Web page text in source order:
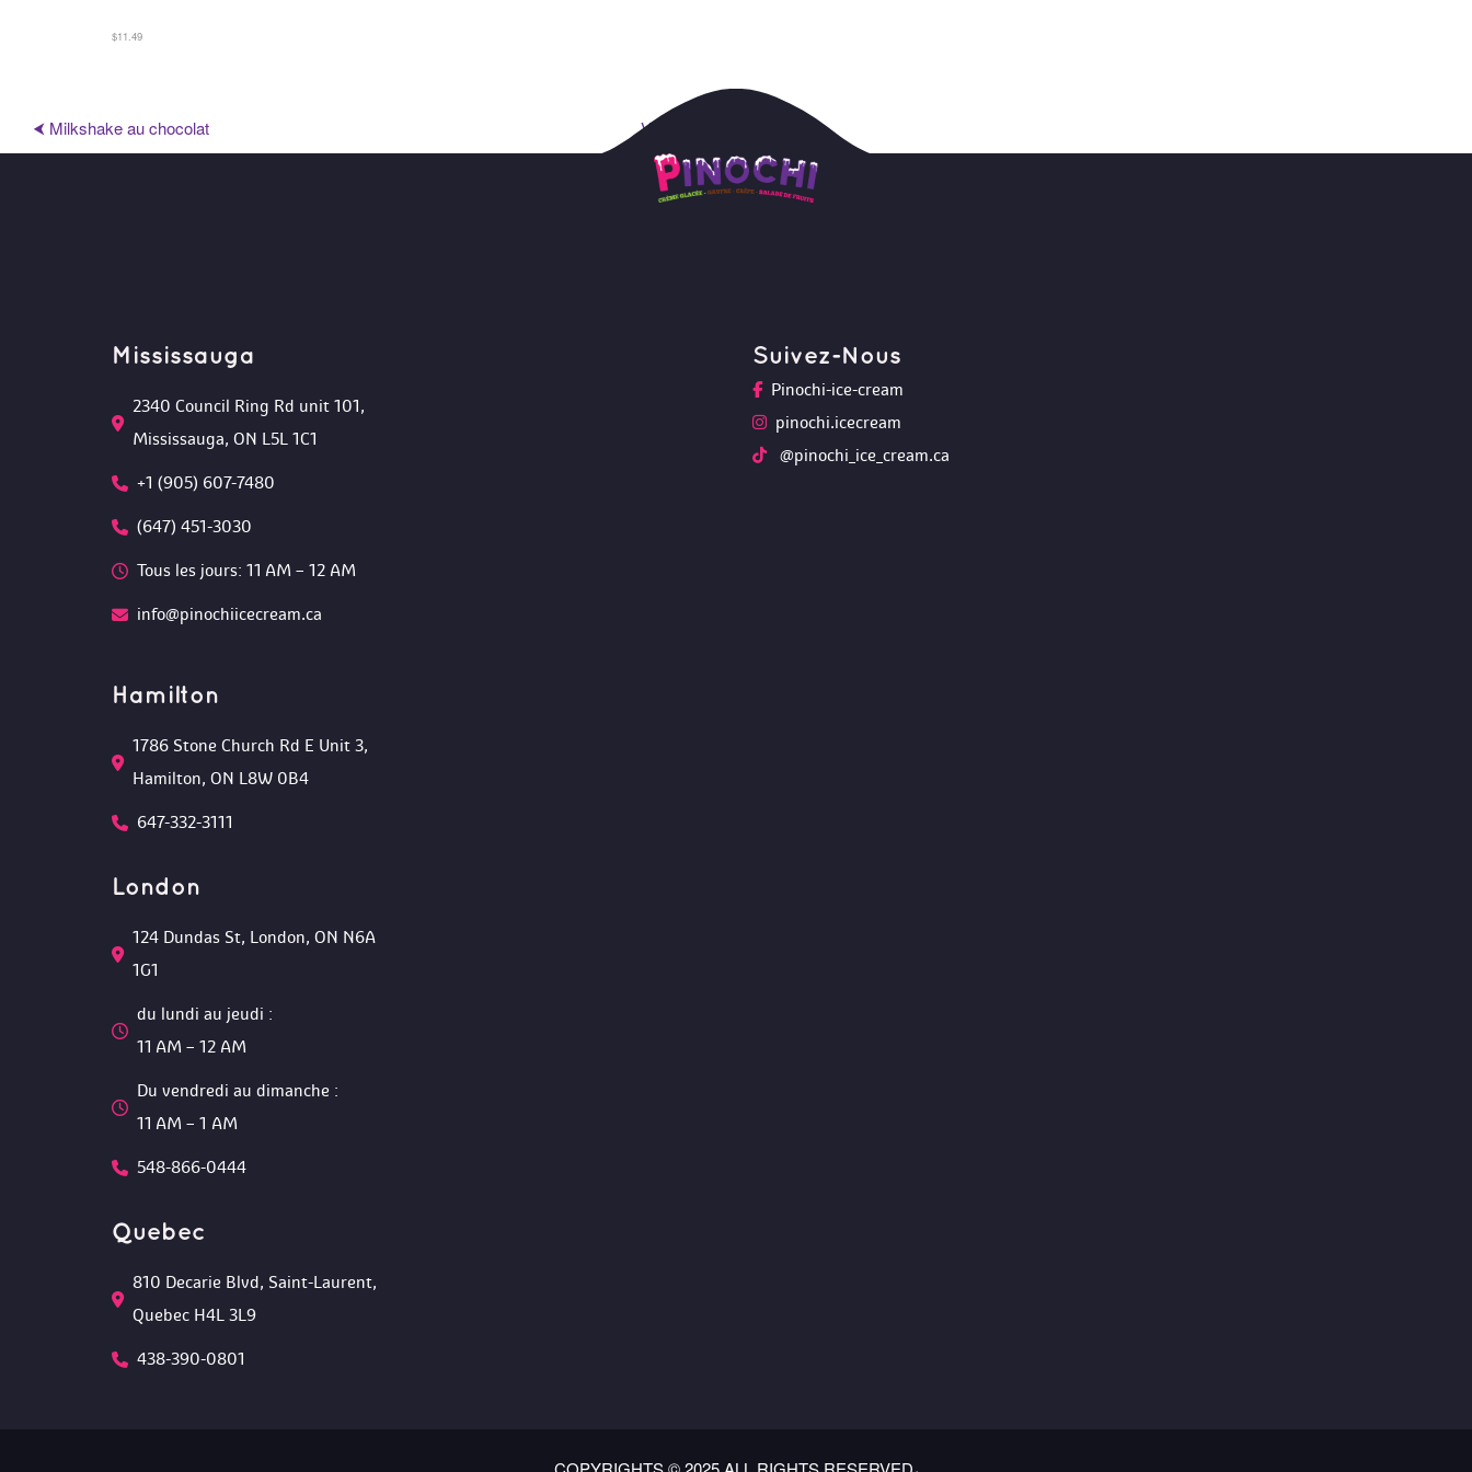
$11.49
⮜ Milkshake au chocolat Vanille ⮞
Mississauga
2340 Council Ring Rd unit 101,
Mississauga, ON L5L 1C1
+1 (905) 607-7480
(647) 451-3030
Tous les jours: 11 AM – 12 AM
info@pinochiicecream.ca
Hamilton
1786 Stone Church Rd E Unit 3,
Hamilton, ON L8W 0B4
647-332-3111
London
124 Dundas St, London, ON N6A
1G1
du lundi au jeudi :
11 AM – 12 AM
Du vendredi au dimanche :
11 AM – 1 AM
548-866-0444
Quebec
810 Decarie Blvd, Saint-Laurent,
Quebec H4L 3L9
438-390-0801
Suivez-Nou
Pinochi-ice-cream
pinochi.icecream
@pinochi_ice_cream.ca